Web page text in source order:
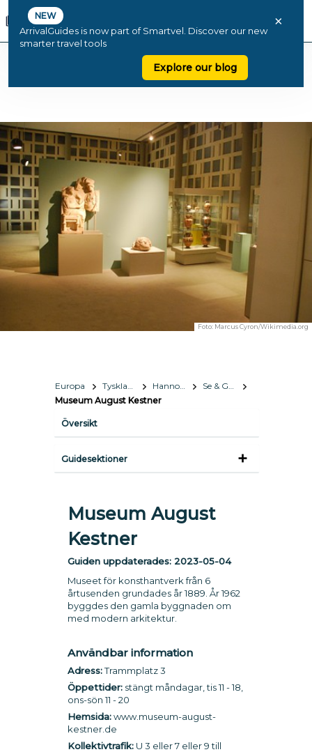
NEW
ArrivalGuides is now part of Smartvel. Discover our new
smarter travel tools
Explore our blog
×
Foto: Marcus Cyron/Wikimedia.org
Europa Tyskland Hannover
Se & Göra
Museum August Kestner
Översikt
Guidesektioner
Museum August
Kestner
Guiden uppdaterades: 2023-05-04
Museet för konsthantverk från 6
årtusenden grundades år 1889. År 1962
byggdes den gamla byggnaden om
med modern arkitektur.
Användbar information
Adress:Trammplatz 3
Öppettider:stängt måndagar, tis 11 - 18,
ons-sön 11 - 20
Hemsida: www.museum-august-
kestner.de
Kollektivtrafik:U 3 eller 7 eller 9 till